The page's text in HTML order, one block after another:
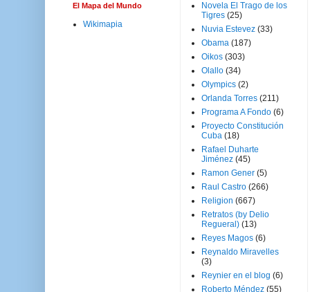
El Mapa del Mundo
Wikimapia
Novela El Trago de los
Tigres (25)
Nuvia Estevez (33)
Obama (187)
Oikos (303)
Olallo (34)
Olympics (2)
Orlanda Torres (211)
Programa A Fondo (6)
Proyecto Constitución
Cuba (18)
Rafael Duharte
Jiménez (45)
Ramon Gener (5)
Raul Castro (266)
Religion (667)
Retratos (by Delio
Regueral) (13)
Reyes Magos (6)
Reynaldo Miravelles
(3)
Reynier en el blog (6)
Roberto Méndez (55)